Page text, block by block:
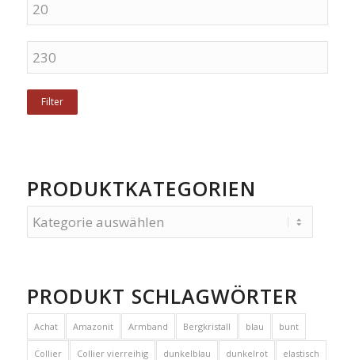
Filter
PRODUKTKATEGORIEN
PRODUKT SCHLAGWÖRTER
Achat Amazonit Armband Bergkristall blau bunt
Collier Collier vierreihig dunkelblau dunkelrot elastisch